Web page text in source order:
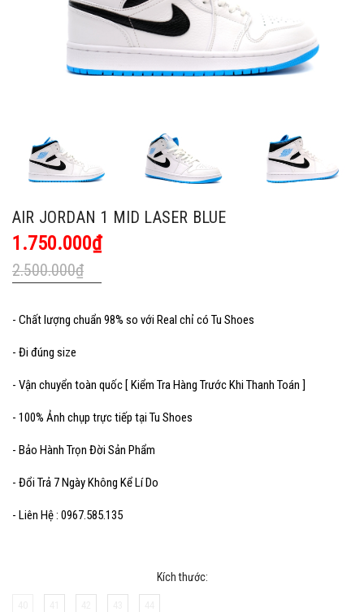
AIR JORDAN 1 MID LASER BLUE
1.750.000₫
2.500.000₫
- Chất lượng chuẩn 98% so với Real chỉ có Tu Shoes
- Đi đúng size
- Vận chuyển toàn quốc [ Kiểm Tra Hàng Trước Khi Thanh Toán ]
- 100% Ảnh chụp trực tiếp tại Tu Shoes
- Bảo Hành Trọn Đời Sản Phẩm
- Đổi Trả 7 Ngày Không Kể Lí Do
- Liên Hệ : 0967.585.135
Kích thước: